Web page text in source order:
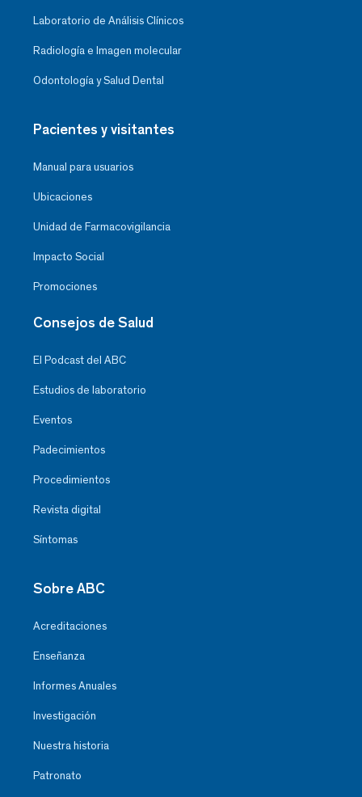
Laboratorio de Análisis Clínicos
Radiología e Imagen molecular
Odontología y Salud Dental
Pacientes y visitantes
Manual para usuarios
Ubicaciones
Unidad de Farmacovigilancia
Impacto Social
Promociones
Consejos de Salud
El Podcast del ABC
Estudios de laboratorio
Eventos
Padecimientos
Procedimientos
Revista digital
Síntomas
Sobre ABC
Acreditaciones
Enseñanza
Informes Anuales
Investigación
Nuestra historia
Patronato